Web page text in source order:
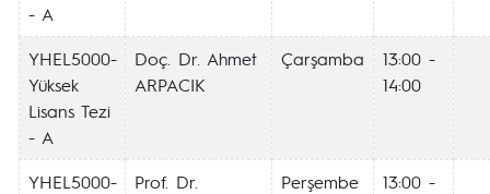
- A
YHEL5000-
Yüksek
Lisans Tezi
- A
Doç. Dr. Ahmet
ARPACIK
Çarşamba
13:00 -
14:00
YHEL5000-
Prof. Dr.
Perşembe
13:00 -